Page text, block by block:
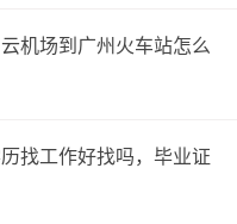
趟高铁直达广州，部分
，全程约28.5公里
机场到广州火车站怎么
找工作好找吗，毕业证